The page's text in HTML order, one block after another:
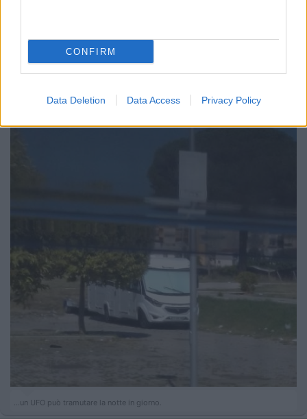
CONFIRM
Data Deletion Data Access Privacy Policy
Un integrale qui parcheggiato porta uno scooter targato con un
...un UFO può tramutare la notte in giorno.